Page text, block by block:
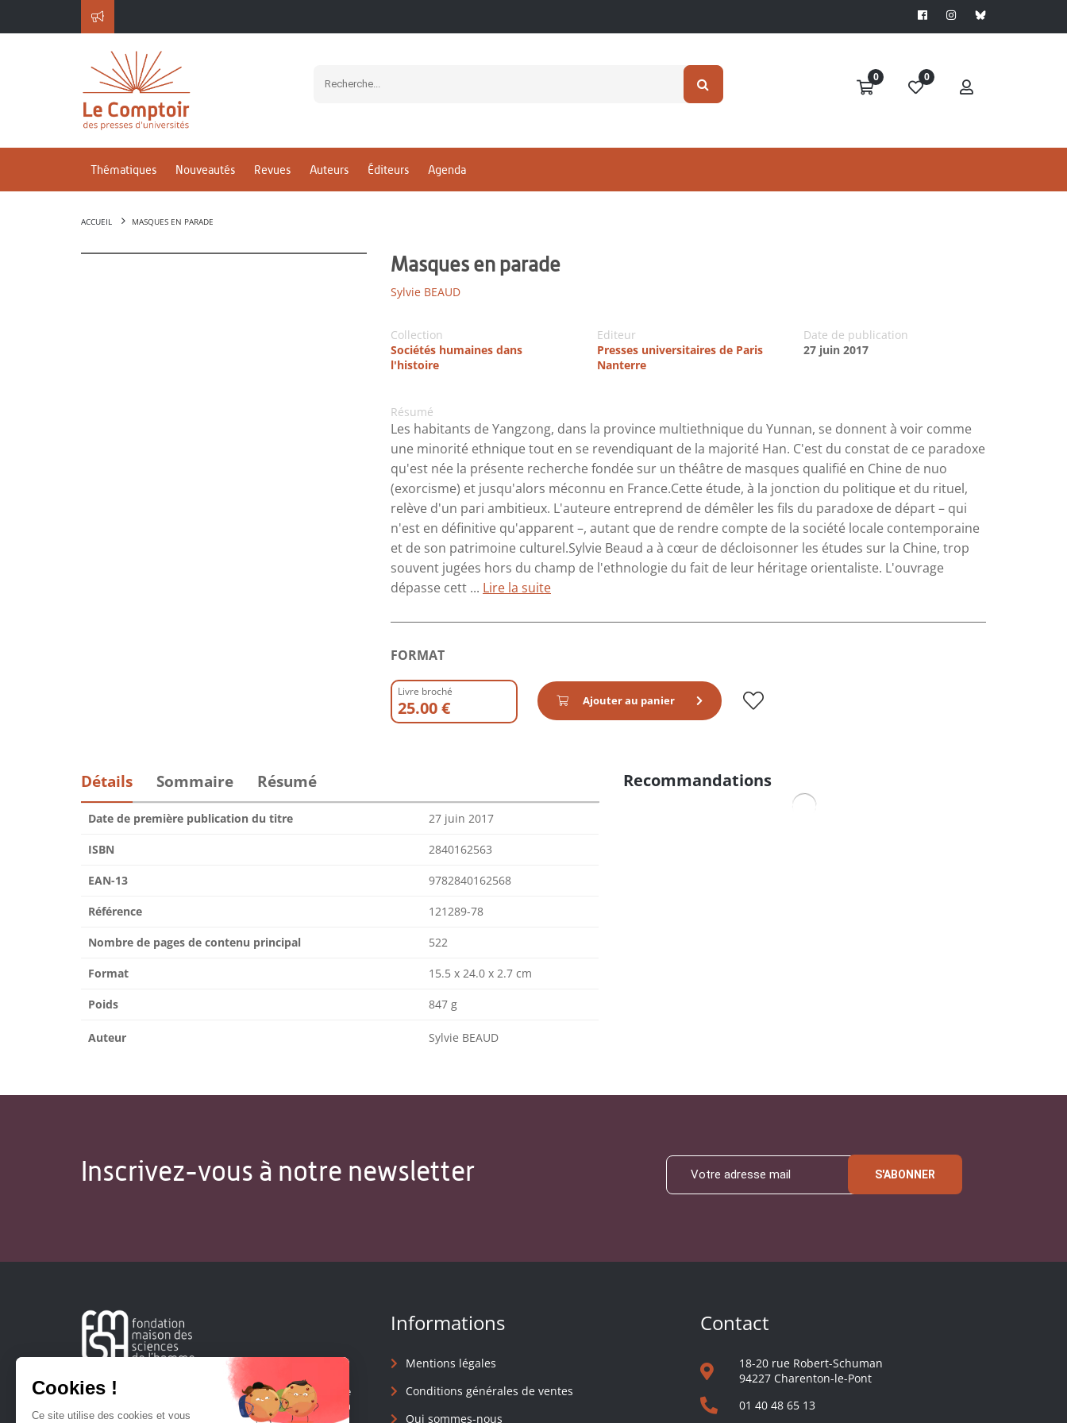
0 0
Thématiques Nouveautés Revues Auteurs Éditeurs Agenda
ACCUEIL MASQUES EN PARADE
Masques en parade
Sylvie BEAUD
Collection
Sociétés humaines dans
l'histoire
Editeur
Presses universitaires de Paris
Nanterre
Date de publication
27 juin 2017
Résumé
Les habitants de Yangzong, dans la province multiethnique du Yunnan, se donnent à voir comme
une minorité ethnique tout en se revendiquant de la majorité Han. C'est du constat de ce paradoxe
qu'est née la présente recherche fondée sur un théâtre de masques qualifié en Chine de nuo
(exorcisme) et jusqu'alors méconnu en France.Cette étude, à la jonction du politique et du rituel,
relève d'un pari ambitieux. L'auteure entreprend de démêler les fils du paradoxe de départ – qui
n'est en définitive qu'apparent –, autant que de rendre compte de la société locale contemporaine
et de son patrimoine culturel.Sylvie Beaud a à cœur de décloisonner les études sur la Chine, trop
souvent jugées hors du champ de l'ethnologie du fait de leur héritage orientaliste. L'ouvrage
dépasse cett ... Lire la suite
FORMAT
Livre broché
25.00 € Ajouter au panier
Détails Sommaire Résumé
Date de première publication du titre 27 juin 2017
ISBN 2840162563
EAN-13 9782840162568
Référence 121289-78
Nombre de pages de contenu principal 522
Format 15.5 x 24.0 x 2.7 cm
Poids 847 g
Auteur Sylvie BEAUD
Recommandations
Inscrivez-vous à notre newsletter S'ABONNER
Créée en 1963, la Fondation Maison Sciences de l'Homme
soutient la recherche et la diffusion des connaissances en
sciences humaines et sociales.
Informations
Mentions légales
Conditions générales de ventes
Qui sommes-nous
Contact
18-20 rue Robert-Schuman
94227 Charenton-le-Pont
01 40 48 65 13